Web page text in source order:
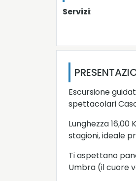
Servizi:
Escursione
spettacolari
Lunghezza
stagioni, ideale
Ti aspettano
Umbra (il cuore